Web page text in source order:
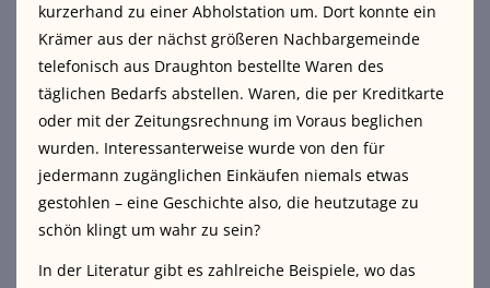
kurzerhand zu einer Abholstation um. Dort konnte ein
Krämer aus der nächst größeren Nachbargemeinde
telefonisch aus Draughton bestellte Waren des
täglichen Bedarfs abstellen. Waren, die per Kreditkarte
oder mit der Zeitungsrechnung im Voraus beglichen
wurden. Interessanterweise wurde von den für
jedermann zugänglichen Einkäufen niemals etwas
gestohlen – eine Geschichte also, die heutzutage zu
schön klingt um wahr zu sein?
In der Literatur gibt es zahlreiche Beispiele, wo das